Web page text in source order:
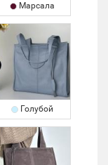
Марсала
Голубой